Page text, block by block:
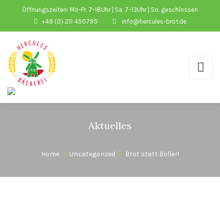
Öffnungszeiten: Mo-Fr. 7-18Uhr | Sa. 7-13Uhr | So. geschlossen
+49 (0) 211 450795
info@hercules-brot.de
Aktuelles
Home Uncategorized Brot statt Böller!